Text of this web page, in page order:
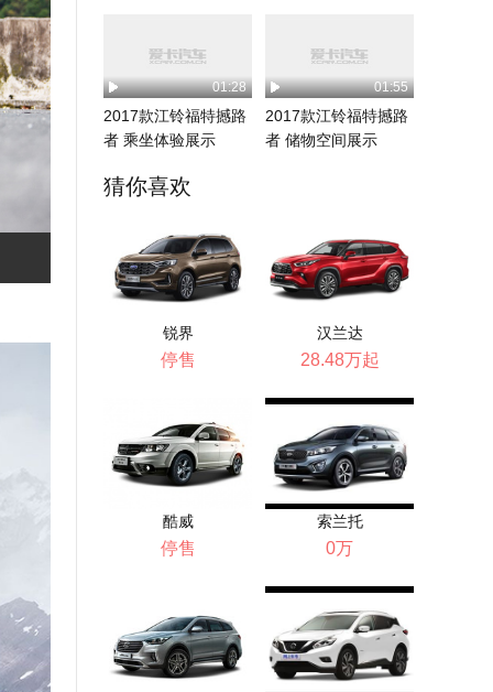
01:28
2017款江铃福特撼路
者 乘坐体验展示
01:55
2017款江铃福特撼路
者 储物空间展示
猜你喜欢
锐界
停售
汉兰达
28.48万起
酷威
停售
索兰托
0万